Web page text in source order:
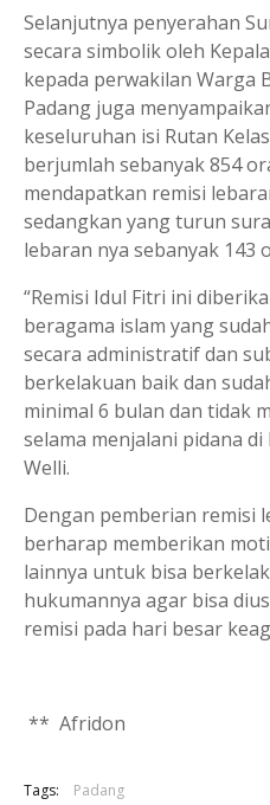
Selanjutnya penyerahan
secara simbolik oleh
kepada perwakilan Warga
Padang juga
keseluruhan isi Rutan
berjumlah sebanyak 854
mendapatkan remisi
sedangkan yang turun
lebaran nya sebanyak 143
“Remisi Idul Fitri ini
beragama islam yang
secara administratif dan
berkelakuan baik dan
minimal 6 bulan dan tidak
selama menjalani pidana
Welli.
Dengan pemberian remisi
berharap memberikan
lainnya untuk bisa
hukumannya agar bisa
remisi pada hari besar
** Afridon
Tags: Padang